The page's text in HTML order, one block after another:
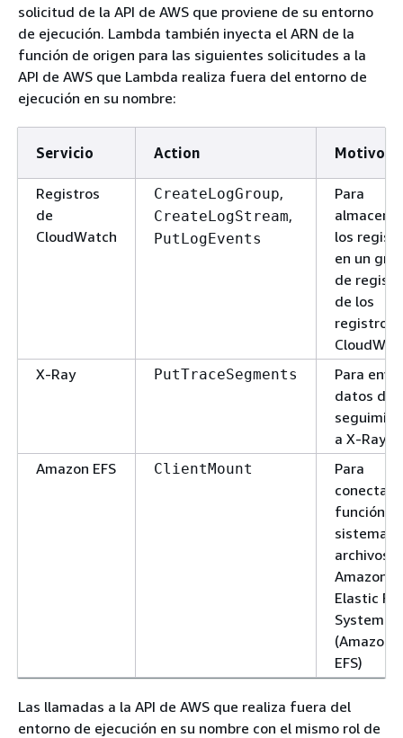
solicitud de la API de AWS que proviene de su entorno
de ejecución. Lambda también inyecta el ARN de la
función de origen para las siguientes solicitudes a la
API de AWS que Lambda realiza fuera del entorno de
ejecución en su nombre:
Servicio Action Motivo
Registros
de
CloudWatch
CreateLogGroup,
CreateLogStream,
PutLogEvents
Para
almacenar
los
en un
de
de los
registros
X-Ray
PutTraceSegments
Para
datos de
a X-Ray
Amazon EFS
ClientMount
Para
conectar
función a
sistema
archivos
Amazon
Elastic
System
(Amazon
EFS)
Las llamadas a la API de AWS que realiza fuera del
entorno de ejecución en su nombre con el mismo rol de